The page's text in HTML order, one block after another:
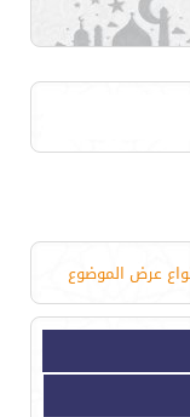
عرض الموضوع